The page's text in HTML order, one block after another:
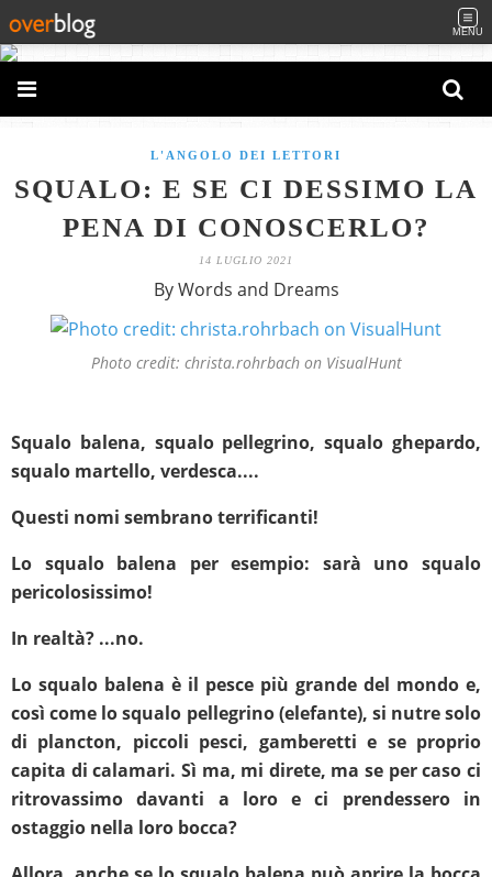
MENU
L'ANGOLO DEI LETTORI
SQUALO: E SE CI DESSIMO LA
PENA DI CONOSCERLO?
14 LUGLIO 2021
By Words and Dreams
Photo credit: christa.rohrbach on VisualHunt
Squalo balena, squalo pellegrino, squalo ghepardo,
squalo martello, verdesca....
Questi nomi sembrano terrificanti!
Lo squalo balena per esempio: sarà uno squalo
pericolosissimo!
In realtà? ...no.
Lo squalo balena è il pesce più grande del mondo e,
così come lo squalo pellegrino (elefante), si nutre solo
di plancton, piccoli pesci, gamberetti e se proprio
capita di calamari. Sì ma, mi direte, ma se per caso ci
ritrovassimo davanti a loro e ci prendessero in
ostaggio nella loro bocca?